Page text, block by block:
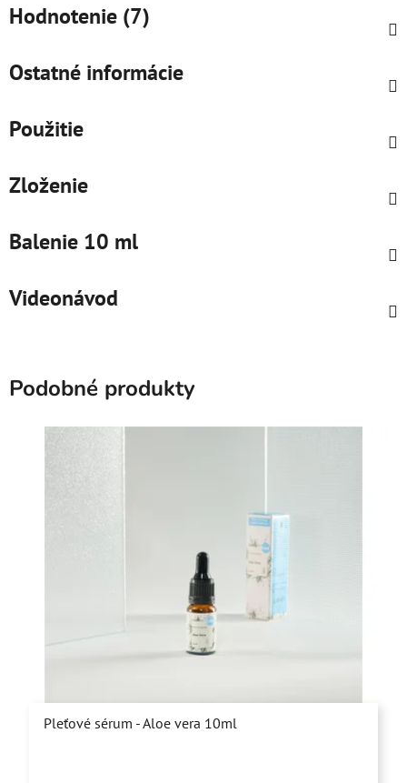
Hodnotenie (7)
Ostatné informácie
Použitie
Zloženie
Balenie 10 ml
Videonávod
Podobné produkty
Pleťové sérum - Aloe vera 10ml